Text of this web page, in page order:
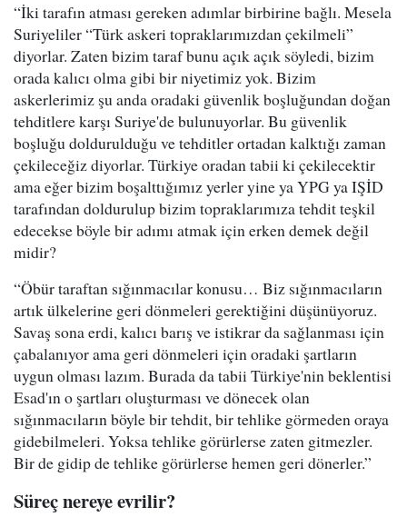
“İki tarafın atması gereken adımlar birbirine bağlı. Mesela
Suriyeliler “Türk askeri topraklarımızdan çekilmeli”
diyorlar. Zaten bizim taraf bunu açık açık söyledi, bizim
orada kalıcı olma gibi bir niyetimiz yok. Bizim
askerlerimiz şu anda oradaki güvenlik boşluğundan doğan
tehditlere karşı Suriye'de bulunuyorlar. Bu güvenlik
boşluğu doldurulduğu ve tehditler ortadan kalktığı zaman
çekileceğiz diyorlar. Türkiye oradan tabii ki çekilecektir
ama eğer bizim boşalttığımız yerler yine ya YPG ya IŞİD
tarafından doldurulup bizim topraklarımıza tehdit teşkil
edecekse böyle bir adımı atmak için erken demek değil
midir?
“Öbür taraftan sığınmacılar konusu… Biz sığınmacıların
artık ülkelerine geri dönmeleri gerektiğini düşünüyoruz.
Savaş sona erdi, kalıcı barış ve istikrar da sağlanması için
çabalanıyor ama geri dönmeleri için oradaki şartların
uygun olması lazım. Burada da tabii Türkiye'nin beklentisi
Esad'ın o şartları oluşturması ve dönecek olan
sığınmacıların böyle bir tehdit, bir tehlike görmeden oraya
gidebilmeleri. Yoksa tehlike görürlerse zaten gitmezler.
Bir de gidip de tehlike görürlerse hemen geri dönerler.”
Süreç nereye evrilir?